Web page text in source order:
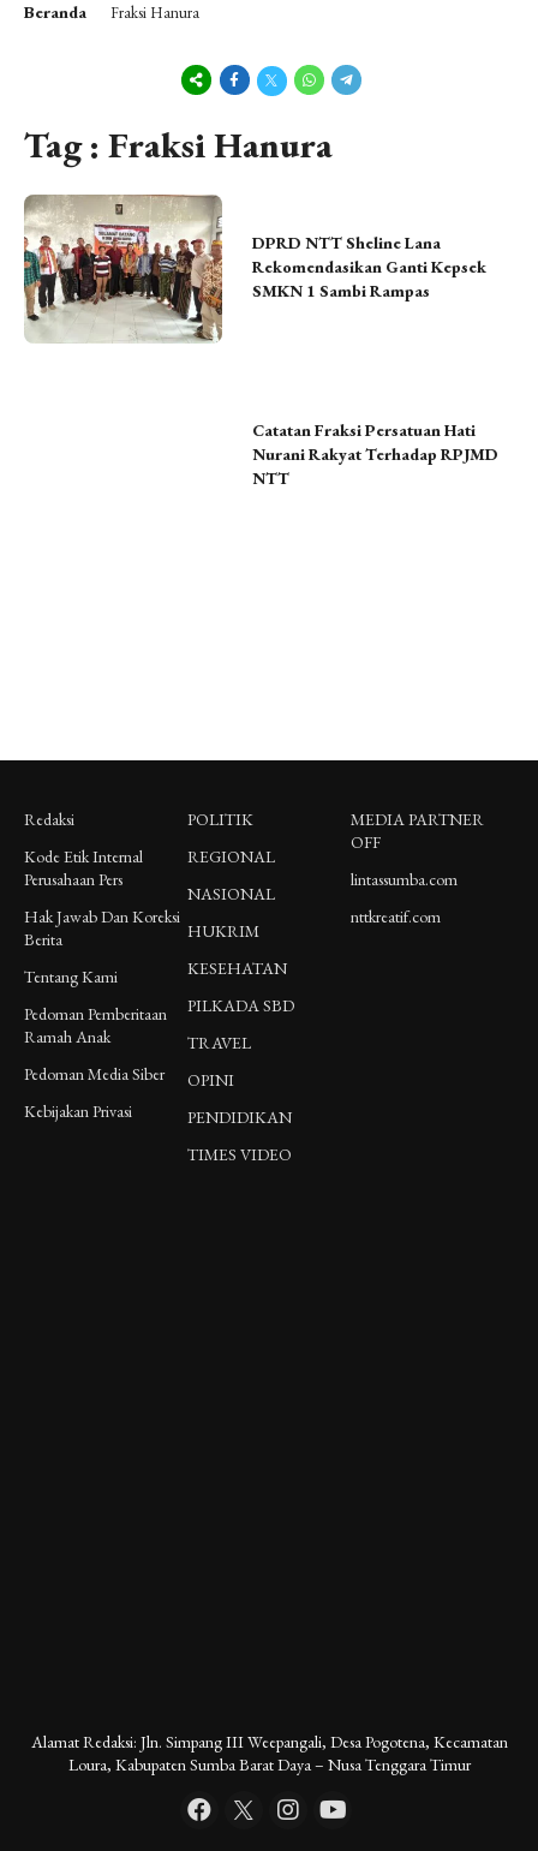
Beranda Fraksi Hanura
Tag : Fraksi Hanura
DPRD NTT Sheline Lana
Rekomendasikan Ganti Kepsek
SMKN 1 Sambi Rampas
Catatan Fraksi Persatuan Hati
Nurani Rakyat Terhadap RPJMD
NTT
Redaksi
Kode Etik Internal
Perusahaan Pers
Hak Jawab Dan Koreksi
Berita
Tentang Kami
Pedoman Pemberitaan
Ramah Anak
Pedoman Media Siber
Kebijakan Privasi
POLITIK
REGIONAL
NASIONAL
HUKRIM
KESEHATAN
PILKADA SBD
TRAVEL
OPINI
PENDIDIKAN
TIMES VIDEO
MEDIA PARTNER
OFF
lintassumba.com
nttkreatif.com
Alamat Redaksi: Jln. Simpang III Weepangali, Desa Pogotena, Kecamatan
Loura, Kabupaten Sumba Barat Daya – Nusa Tenggara Timur